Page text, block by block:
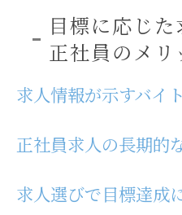
目標に応じ
正社員のメリ
求人情報が示すバイ
正社員求人の長期的
求人選びで目標達成